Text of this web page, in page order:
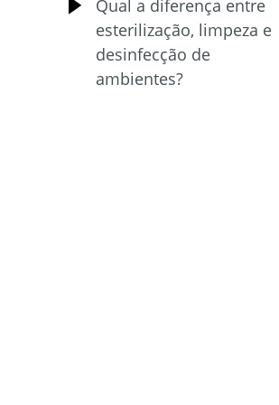
Qual a diferença entre
esterilização, limpeza e
desinfecção de
ambientes?